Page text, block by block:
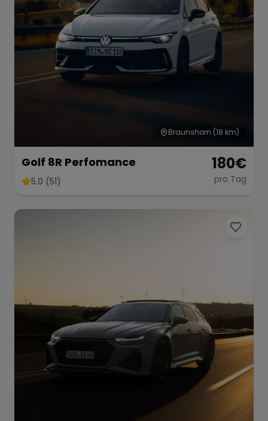
Braunshorn (18 km)
Golf 8R Perfomance
5.0 (51)
180€
pro Tag